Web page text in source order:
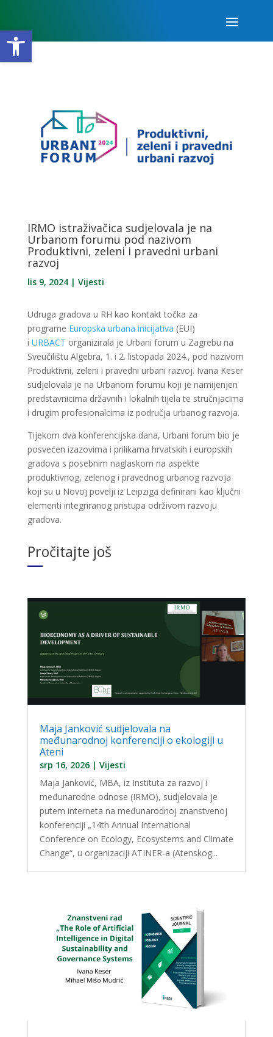
Open toolbar
IRMO istraživačica sudjelovala je na
Urbanom forumu pod nazivom
Produktivni, zeleni i pravedni urbani
razvoj
lis 9, 2024| Vijesti
Udruga gradova u RH kao kontakt točka za
programe Europska urbana inicijativa (EUI)
i URBACT organizirala je Urbani forum u Zagrebu na
Sveučilištu Algebra, 1. i 2. listopada 2024., pod nazivom
Produktivni, zeleni i pravedni urbani razvoj. Ivana Keser
sudjelovala je na Urbanom forumu koji je namijenjen
predstavnicima državnih i lokalnih tijela te stručnjacima
i drugim profesionalcima iz područja urbanog razvoja.
Tijekom dva konferencijska dana, Urbani forum bio je
posvećen izazovima i prilikama hrvatskih i europskih
gradova s posebnim naglaskom na aspekte
produktivnog, zelenog i pravednog urbanog razvoja
koji su u Novoj povelji iz Leipziga definirani kao ključni
elementi integriranog pristupa održivom razvoju
gradova.
Pročitajte još
Maja Janković sudjelovala na
međunarodnoj konferenciji o ekologiji u
Ateni
srp 16, 2026| Vijesti
Maja Janković, MBA, iz Instituta za razvoj i
međunarodne odnose (IRMO), sudjelovala je
putem interneta na međunarodnoj znanstvenoj
konferenciji „14th Annual International
Conference on Ecology, Ecosystems and Climate
Change“, u organizaciji ATINER-a (Atenskog...